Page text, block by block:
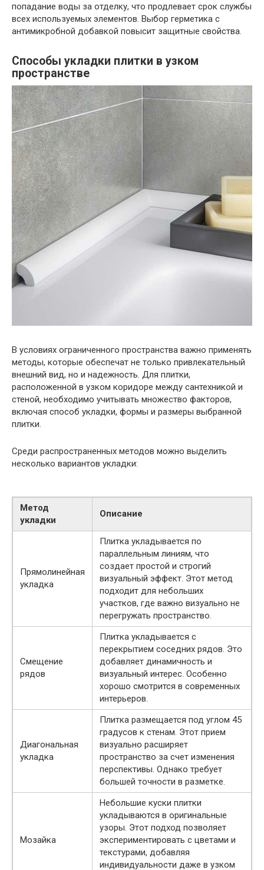
попадание воды за отделку, что продлевает срок службы
всех используемых элементов. Выбор герметика с
антимикробной добавкой повысит защитные свойства.
Способы укладки плитки в узком
пространстве
В условиях ограниченного пространства важно применять
методы, которые обеспечат не только привлекательный
внешний вид, но и надежность. Для плитки,
расположенной в узком коридоре между сантехникой и
стеной, необходимо учитывать множество факторов,
включая способ укладки, формы и размеры выбранной
плитки.
Среди распространенных методов можно выделить
несколько вариантов укладки:
Метод
укладки
Описание
Прямолинейная
укладка
Плитка укладывается по
параллельным линиям, что
создает простой и строгий
визуальный эффект. Этот метод
подходит для небольших
участков, где важно визуально не
перегружать пространство.
Смещение
рядов
Плитка укладывается с
перекрытием соседних рядов. Это
добавляет динамичность и
визуальный интерес. Особенно
хорошо смотрится в современных
интерьеров.
Диагональная
укладка
Плитка размещается под углом 45
градусов к стенам. Этот прием
визуально расширяет
пространство за счет изменения
перспективы. Однако требует
большей точности в разметке.
Мозайка
Небольшие куски плитки
укладываются в оригинальные
узоры. Этот подход позволяет
экспериментировать с цветами и
текстурами, добавляя
индивидуальности даже в узком